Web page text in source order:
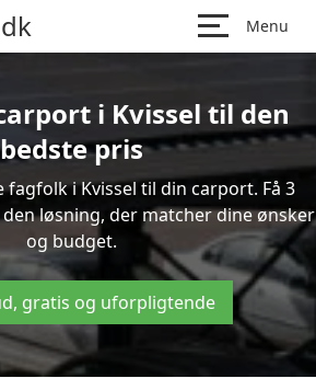
Menu
i Kvissel til den
bedste pris
i Kvissel til din carport. Få 3
løsning, der matcher dine ønsker
og budget.
gratis og uforpligtende